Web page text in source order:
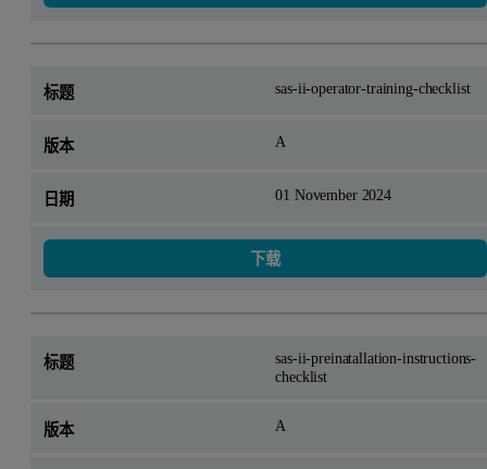
sas-ii-operator-training-checklist
A
01 November 2024
下载
sas-ii-preinatallation-instructions-
checklist
A